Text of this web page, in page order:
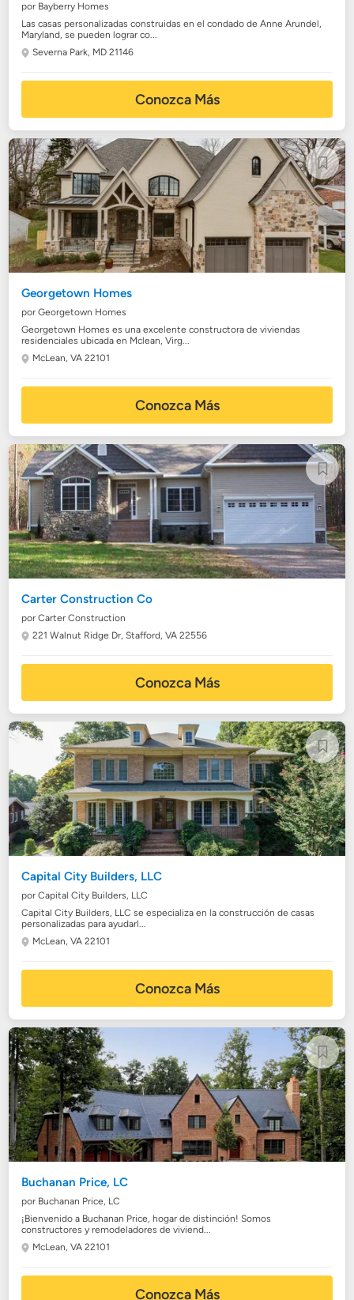
por Bayberry Homes
Las casas personalizadas construidas en el condado de Anne Arundel,
Maryland, se pueden lograr co...
Severna Park, MD 21146
Conozca Más
Georgetown Homes
por Georgetown Homes
Georgetown Homes es una excelente constructora de viviendas
residenciales ubicada en Mclean, Virg...
McLean, VA 22101
Conozca Más
Carter Construction Co
por Carter Construction
221 Walnut Ridge Dr,Stafford, VA 22556
Conozca Más
Capital City Builders, LLC
por Capital City Builders, LLC
Capital City Builders, LLC se especializa en la construcción de casas
personalizadas para ayudarl...
McLean, VA 22101
Conozca Más
Buchanan Price, LC
por Buchanan Price, LC
¡Bienvenido a Buchanan Price, hogar de distinción! Somos
constructores y remodeladores de viviend...
McLean, VA 22101
Conozca Más